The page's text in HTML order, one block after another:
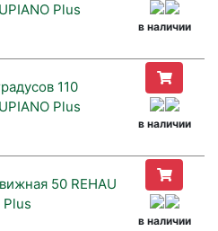
Plus
в наличии
110
Plus
в наличии
50 REHAU
Plus
в наличии